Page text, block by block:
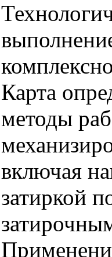
Карта
методы
включая
затиркой